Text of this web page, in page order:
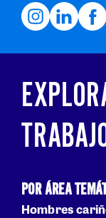
POR ÁREA
Hombres